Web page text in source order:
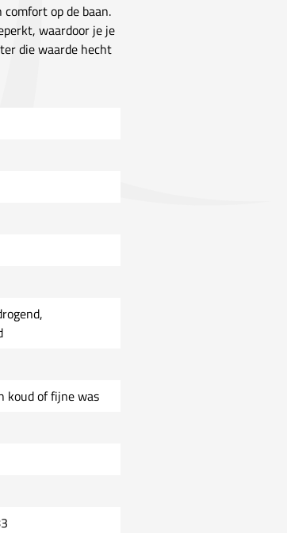
op de baan.
waardoor je je
die waarde hecht
koud of fijne was